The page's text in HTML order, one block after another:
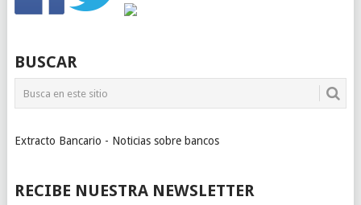
BUSCAR
Extracto Bancario - Noticias sobre bancos
RECIBE NUESTRA NEWSLETTER